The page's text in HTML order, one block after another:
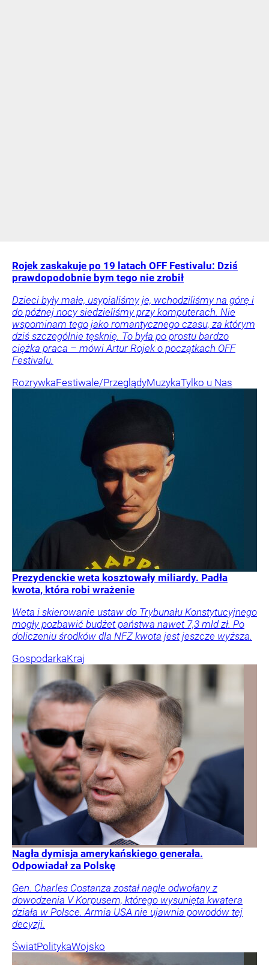
Rojek zaskakuje po 19 latach OFF Festivalu: Dziś
prawdopodobnie bym tego nie zrobił
Dzieci były małe, usypialiśmy je, wchodziliśmy na górę i
do późnej nocy siedzieliśmy przy komputerach. Nie
wspominam tego jako romantycznego czasu, za którym
dziś szczególnie tęsknię. To była po prostu bardzo
ciężka praca – mówi Artur Rojek o początkach OFF
Festivalu.
RozrywkaFestiwale/PrzeglądyMuzykaTylko u Nas
Prezydenckie weta kosztowały miliardy. Padła
kwota, która robi wrażenie
Weta i skierowanie ustaw do Trybunału Konstytucyjnego
mogły pozbawić budżet państwa nawet 7,3 mld zł. Po
doliczeniu środków dla NFZ kwota jest jeszcze wyższa.
GospodarkaKraj
Nagła dymisja amerykańskiego generała.
Odpowiadał za Polskę
Gen. Charles Costanza został nagle odwołany z
dowodzenia V Korpusem, którego wysunięta kwatera
działa w Polsce. Armia USA nie ujawnia powodów tej
decyzji.
ŚwiatPolitykaWojsko